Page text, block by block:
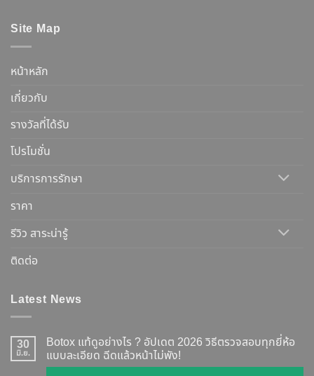
Site Map
หน้าหลัก
เกี่ยวกับ
รางวัลที่ได้รับ
โปรโมชั่น
บริการการรักษา
ราคา
รีวิว สาระน่ารู้
ติดต่อ
Latest News
30
มิ.ย.
Botox แท้ดูอย่างไร ? อัปเดต 2026 วิธีตรวจสอบทุกยี่ห้อ
แบบละเอียด ฉีดแล้วหน้าไม่พัง!